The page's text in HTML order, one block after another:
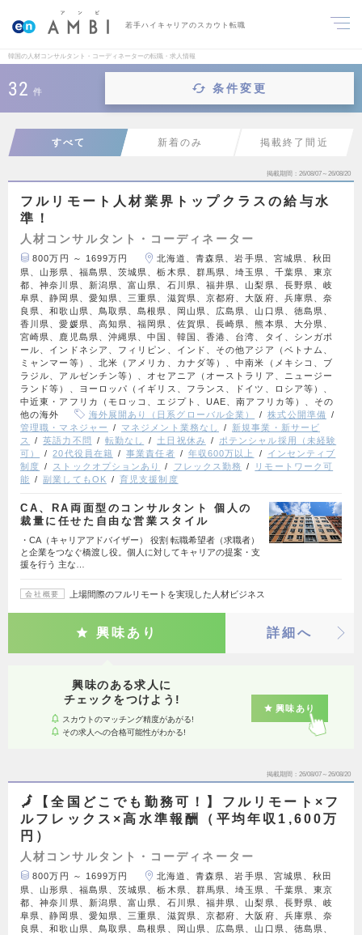
若手ハイキャリアのスカウト転職
韓国の人材コンサルタント・コーディネーターの転職・求人情報
32 件 条件変更
すべて 新着のみ 掲載終了間近
掲載期間 26/08/07～26/08/20
フルリモート人材業界トップクラスの給与水
準！
人材コンサルタント・コーディネーター
800万円 ～ 1699万円
北海道、青森県、岩手県、宮城県、秋田
県、山形県、福島県、茨城県、栃木県、群馬県、埼玉県、千葉県、東京
都、神奈川県、新潟県、富山県、石川県、福井県、山梨県、長野県、岐
阜県、静岡県、愛知県、三重県、滋賀県、京都府、大阪府、兵庫県、奈
良県、和歌山県、鳥取県、島根県、岡山県、広島県、山口県、徳島県、
香川県、愛媛県、高知県、福岡県、佐賀県、長崎県、熊本県、大分県、
宮崎県、鹿児島県、沖縄県、中国、韓国、香港、台湾、タイ、シンガポ
ール、インドネシア、フィリピン、インド、その他アジア（ベトナム、
ミャンマー等）、北米（アメリカ、カナダ等）、中南米（メキシコ、ブ
ラジル、アルゼンチン等）、オセアニア（オーストラリア、ニュージー
ランド等）、ヨーロッパ（イギリス、フランス、ドイツ、ロシア等）、
中近東・アフリカ（モロッコ、エジプト、UAE、南アフリカ等）、その
他の海外
海外展開あり（日系グローバル企業）
株式公開準備
管理職・マネジャー
マネジメント業務なし
新規事業・新サービ
ス
英語力不問 転勤なし 土日祝休み
ポテンシャル採用（未経験
可）
20代役員在籍 事業責任者 年収600万以上
インセンティブ
制度
ストックオプションあり フレックス勤務
リモートワーク可
能
副業してもOK 育児支援制度
CA、RA両面型のコンサルタント 個人の
裁量に任せた自由な営業スタイル
・CA（キャリアアドバイザー） 役割 転職希望者（求職者）
と企業をつなぐ橋渡し役。個人に対してキャリアの提案・支
援を行う 主な…
会社概要 上場間際のフルリモートを実現した人材ビジネス
興味あり 詳細へ
興味のある求人に
チェックをつけよう!
スカウトのマッチング精度があがる!
その求人への合格可能性がわかる!
興味あり
掲載期間 26/08/07～26/08/20
🗾【全国どこでも勤務可！】フルリモート×フ
ルフレックス×高水準報酬（平均年収1,600万
円）
人材コンサルタント・コーディネーター
800万円 ～ 1699万円
北海道、青森県、岩手県、宮城県、秋田
県、山形県、福島県、茨城県、栃木県、群馬県、埼玉県、千葉県、東京
都、神奈川県、新潟県、富山県、石川県、福井県、山梨県、長野県、岐
阜県、静岡県、愛知県、三重県、滋賀県、京都府、大阪府、兵庫県、奈
良県、和歌山県、鳥取県、島根県、岡山県、広島県、山口県、徳島県、